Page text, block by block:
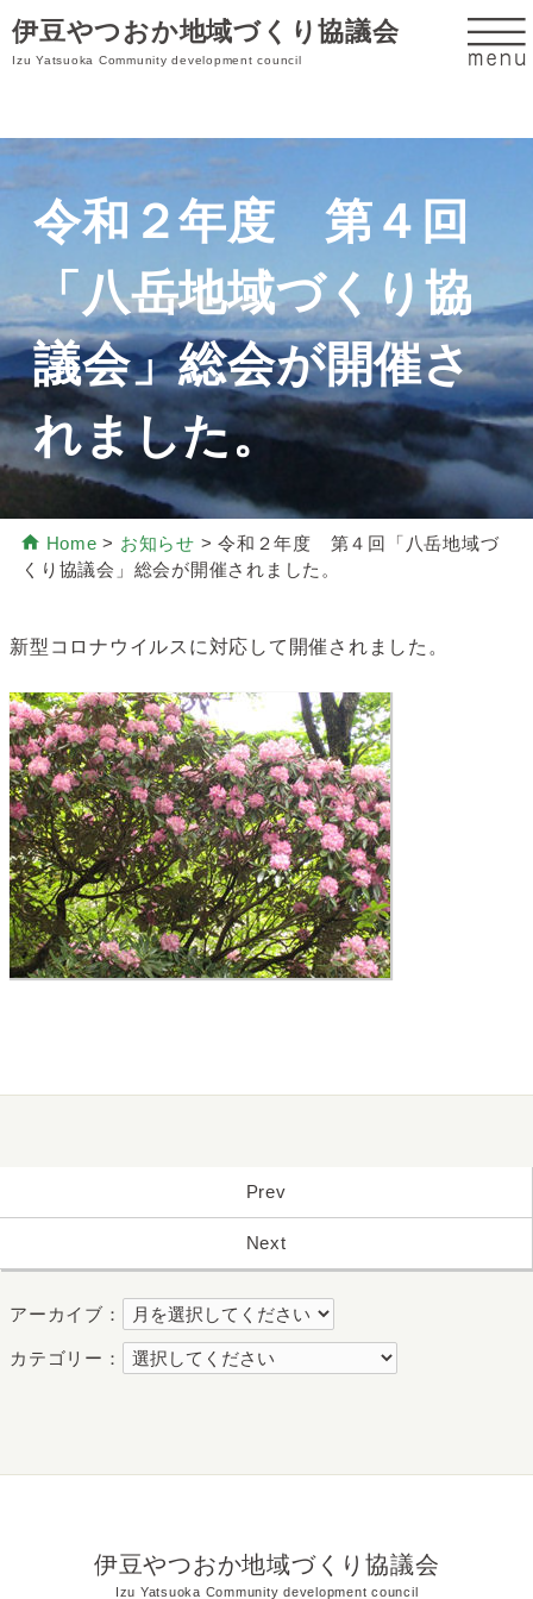
伊豆やつおか地域づくり協議会
Izu Yatsuoka Community development council
令和２年度 第４回
「八岳地域づくり協
議会」総会が開催さ
れました。
Home > お知らせ > 令和２年度 第４回「八岳地域づ
くり協議会」総会が開催されました。
新型コロナウイルスに対応して開催されました。
Prev
Next
アーカイブ：
カテゴリー：
伊豆やつおか地域づくり協議会
Izu Yatsuoka Community development council